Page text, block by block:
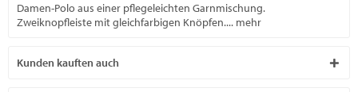
Damen-Polo aus einer pflegeleichten Garnmischung.
Zweiknopfleiste mit gleichfarbigen Knöpfen.... mehr
Kunden kauften auch